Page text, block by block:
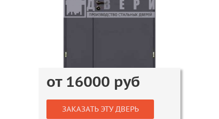
от 16000 руб
ЗАКАЗАТЬ ЭТУ ДВЕРЬ